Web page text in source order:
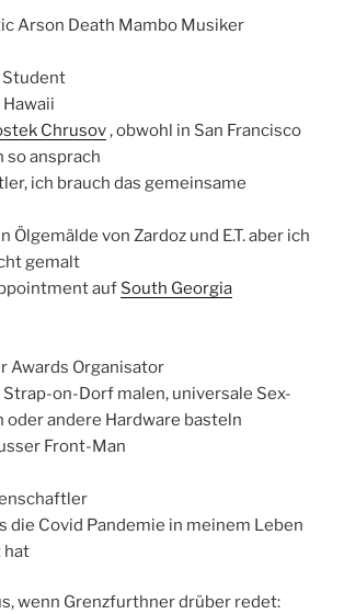
Arson Death Mambo Musiker
Chrusov , obwohl in San Francisco
so ansprach
ich brauch das gemeinsame
Ölgemälde von Zardoz und E.T. aber ich
gemalt
auf South Georgia
Awards Organisator
Strap-on-Dorf malen, universale Sex-
oder andere Hardware basteln
Front-Man
die Covid Pandemie in meinem Leben
hat
wenn Grenzfurthner drüber redet: